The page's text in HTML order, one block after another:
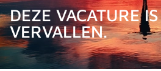
DEZE VACATURE IS
VERVALLEN.